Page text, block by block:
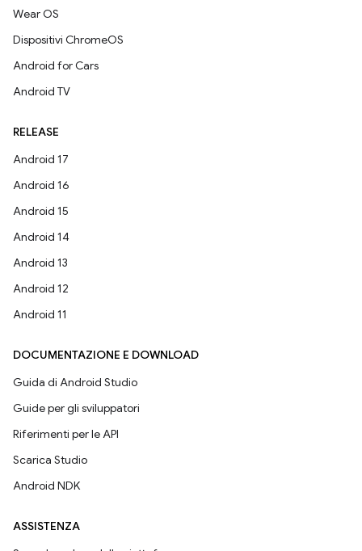
Wear OS
Dispositivi ChromeOS
Android for Cars
Android TV
RELEASE
Android 17
Android 16
Android 15
Android 14
Android 13
Android 12
Android 11
DOCUMENTAZIONE E DOWNLOAD
Guida di Android Studio
Guide per gli sviluppatori
Riferimenti per le API
Scarica Studio
Android NDK
ASSISTENZA